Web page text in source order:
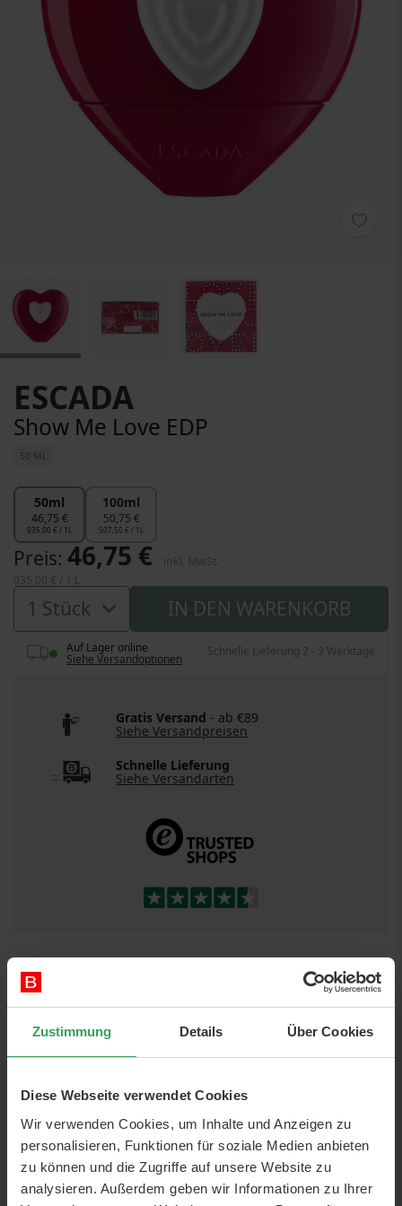
Zustimmung Details Über Cookies
Diese Webseite verwendet Cookies
Wir verwenden Cookies, um Inhalte und Anzeigen zu
personalisieren, Funktionen für soziale Medien anbieten
zu können und die Zugriffe auf unsere Website zu
analysieren. Außerdem geben wir Informationen zu Ihrer
DETAILS
Artikelnr.:
1734346023
Kategorie:
Parfüm
Eau de Parfum
ml:
50 ml
ESCADA
Show Me Love EDP
50 ML
50ml
46,75 €
935,00 € / 1L
100ml
50,75 €
507,50 € / 1L
Preis 46,75 €
IN DEN WARENKORB
Auf Lager online
Siehe Versandoptionen
Schnelle Lieferung 2 - 3 Werktage
Gratis Versand - ab €89
Siehe Versandpreisen
Schnelle Lieferung
Siehe Versandarten